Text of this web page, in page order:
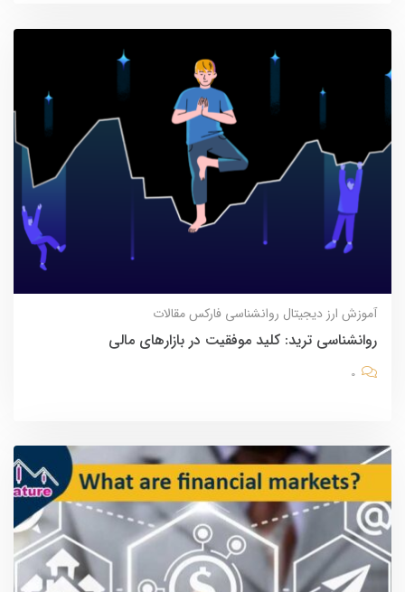
آموزش ارز دیجیتال روانشناسی فارکسمقالات
روانشناسی ترید: کلید موفقیت در بازارهای مالی
0